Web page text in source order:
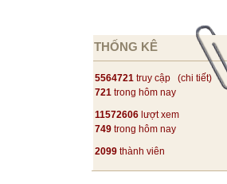
THỐNG KÊ
5564721 truy cập (chi tiết)
721 trong hôm nay
11572606 lượt xem
749 trong hôm nay
2099 thành viên